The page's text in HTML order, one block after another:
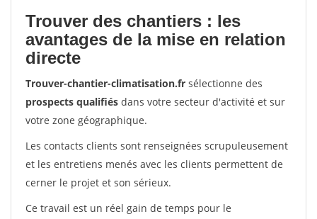
Trouver des chantiers : les
avantages de la mise en relation
directe
Trouver-chantier-climatisation.fr sélectionne des
prospects qualifiés dans votre secteur d'activité et sur
votre zone géographique.
Les contacts clients sont renseignées scrupuleusement
et les entretiens menés avec les clients permettent de
cerner le projet et son sérieux.
Ce travail est un réel gain de temps pour le